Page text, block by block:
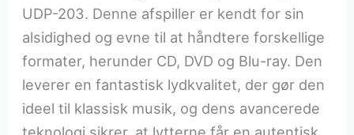
UDP-203. Denne afspiller er kendt for sin
alsidighed og evne til at håndtere forskellige
formater, herunder CD, DVD og Blu-ray. Den
leverer en fantastisk lydkvalitet, der gør den
ideel til klassisk musik, og dens avancerede